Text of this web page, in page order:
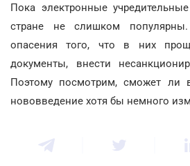
Пока электронные
стране не слишком
опасения того, что в них
документы, внести
Поэтому посмотрим, сможет ли
нововведение хотя бы немного